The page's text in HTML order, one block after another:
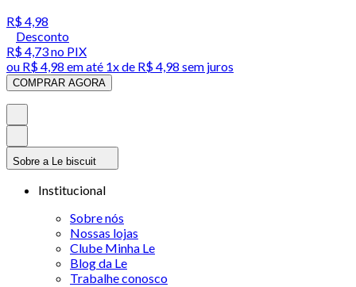
R$ 4,98
Desconto
R$ 4,73no PIX
ou R$ 4,98 em até 1x de R$ 4,98 sem juros
COMPRAR AGORA
Sobre a Le biscuit
Institucional
Sobre nós
Nossas lojas
Clube Minha Le
Blog da Le
Trabalhe conosco